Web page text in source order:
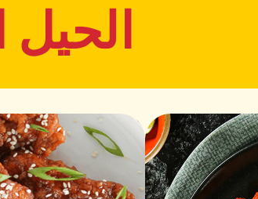
الحيل